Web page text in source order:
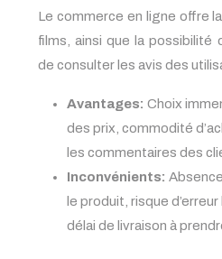
Le commerce en ligne offre
films, ainsi que la possibilité
de consulter les avis des
Avantages: Choix
des prix, commodité
les commentaires des
Inconvénients:
le produit, risque
délai de livraison à